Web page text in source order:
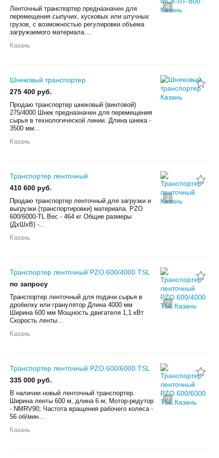
4
Ленточный транспортер предназначен для
перемещения сыпучих, кусковых или штучных
грузов, с возможностью регулировки объема
загружаемого материала....
Казань
Шнековый транспортер
275 400 руб.
Продаю транспортер шнековый (винтовой)
275/4000 Шнек предназначен для перемещения
сырья в технологической линии. Длина шнека -
3500 мм...
Казань
2
Транспортер ленточный
410 600 руб.
Продаю транспортер ленточный для загрузки и
выгрузки (транспортировки) материала. PZO
600/6000-TL Вес - 464 кг Общие размеры
(ДхШхВ) -...
Казань
2
Транспортер ленточный PZO 600/4000 TSL
по запросу
Транспортер ленточный для подачи сырья в
дробилку или гранулятор Длина 4000 мм
Ширина 600 мм Мощность двигателя 1,1 кВт
Скорость ленты...
Казань
3
Транспортер ленточный PZO 600/6000 TSL
335 000 руб.
В наличии новый ленточный транспортер.
Ширина ленты 600 м, длина 6 м; Мотор-редутор
- NMRV90; Частота вращения рабочего колеса -
56 об/мин...
Казань